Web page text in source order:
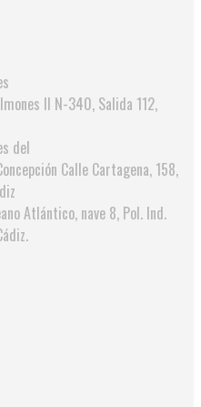
II N-340, Salida 112,
del
Calle Cartagena, 158,
Atlántico, nave 8, Pol. Ind.